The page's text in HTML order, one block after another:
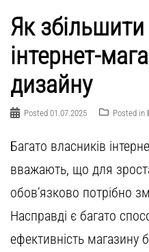
Як
інтернет-
дизайну
Posted 01.07.2025 Posted in
Багато власників
вважають, що для
обов’язково потрібно
Насправді є багато
ефективність магазину